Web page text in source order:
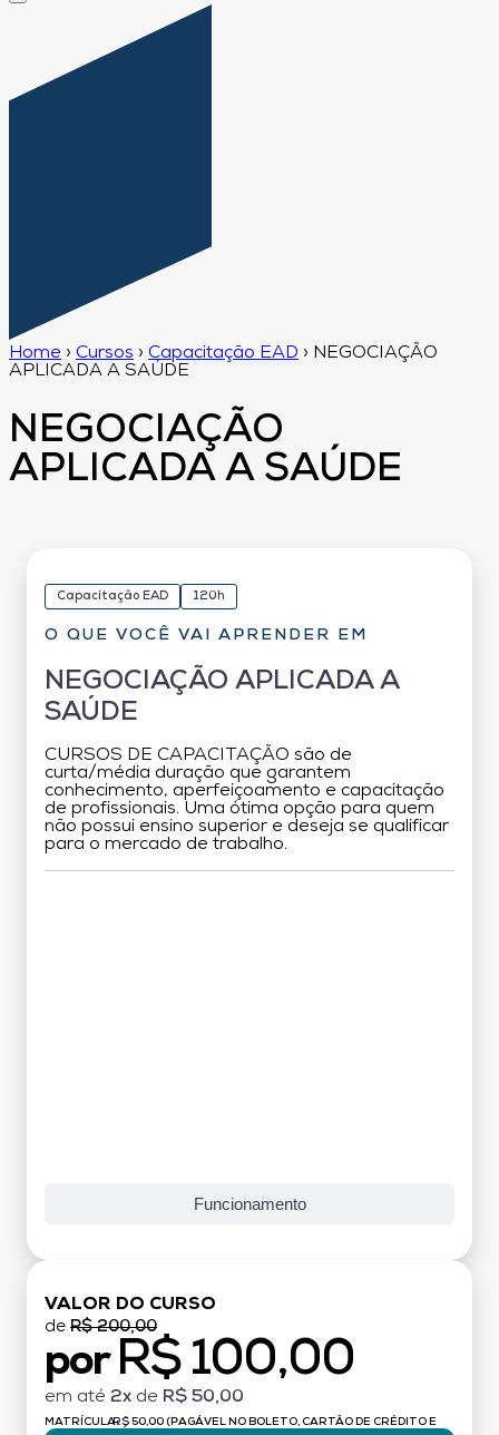
Home › Cursos › Capacitação EAD › NEGOCIAÇÃO
APLICADA A SAÚDE
NEGOCIAÇÃO
APLICADA A SAÚDE
Capacitação EAD 120h
O QUE VOCÊ VAI APRENDER EM
NEGOCIAÇÃO APLICADA A
SAÚDE
CURSOS DE CAPACITAÇÃO são de
curta/média duração que garantem
conhecimento, aperfeiçoamento e capacitação
de profissionais. Uma ótima opção para quem
não possui ensino superior e deseja se qualificar
para o mercado de trabalho.
Funcionamento
VALOR DO CURSO
de R$ 200,00
por R$ 100,00
em até 2x de R$ 50,00
MATRÍCULA:R$ 50,00 (PAGÁVEL NO BOLETO, CARTÃO DE CRÉDITO E